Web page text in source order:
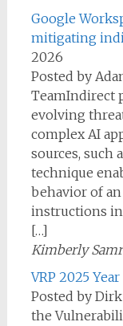
Google
mitigating
2026
Posted by
TeamIndirect
evolving
complex AI
sources, such
technique
behavior of
instructions
[…]
Kimberly
VRP 2025
Posted by
the